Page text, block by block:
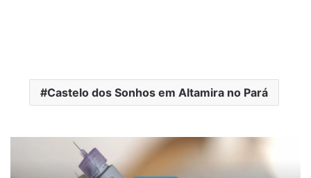
Castelo dos Sonhos em Altamira no Pará